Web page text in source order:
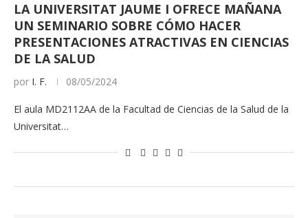
LA UNIVERSITAT JAUME I OFRECE MAÑANA
UN SEMINARIO SOBRE CÓMO HACER
PRESENTACIONES ATRACTIVAS EN CIENCIAS
DE LA SALUD
por I. F. 08/05/2024
El aula MD2112AA de la Facultad de Ciencias de la Salud de la
Universitat…